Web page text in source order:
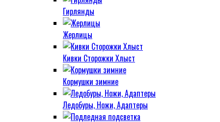
Гирлянды
Жерлицы
Кивки Сторожки Хлыст
Кормушки зимние
Ледобуры, Ножи, Адаптеры